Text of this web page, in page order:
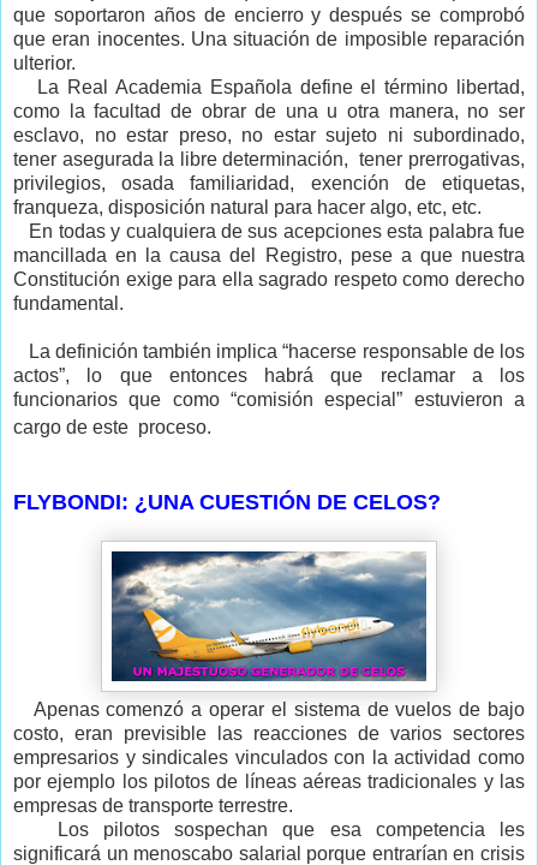
que soportaron años de encierro y después se comprobó
que eran inocentes. Una situación de imposible reparación
ulterior.
La Real Academia Española define el término libertad,
como la facultad de obrar de una u otra manera, no ser
esclavo, no estar preso, no estar sujeto ni subordinado,
tener asegurada la libre determinación, tener prerrogativas,
privilegios, osada familiaridad, exención de etiquetas,
franqueza, disposición natural para hacer algo, etc, etc.
En todas y cualquiera de sus acepciones esta palabra fue
mancillada en la causa del Registro, pese a que nuestra
Constitución exige para ella sagrado respeto como derecho
fundamental.
La definición también implica “hacerse responsable de los
actos”, lo que entonces habrá que reclamar a los
funcionarios que como “comisión especial” estuvieron a
cargo de este proceso.
FLYBONDI: ¿UNA CUESTIÓN DE CELOS?
Apenas comenzó a operar el sistema de vuelos de bajo
costo, eran previsible las reacciones de varios sectores
empresarios y sindicales vinculados con la actividad como
por ejemplo los pilotos de líneas aéreas tradicionales y las
empresas de transporte terrestre.
Los pilotos sospechan que esa competencia les
significará un menoscabo salarial porque entrarían en crisis